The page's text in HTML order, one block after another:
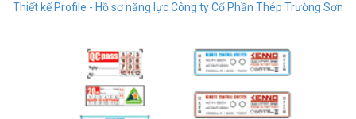
Thiết kế Profile - Hồ sơ năng lực Công ty Cổ Phần Thép Trường Sơn